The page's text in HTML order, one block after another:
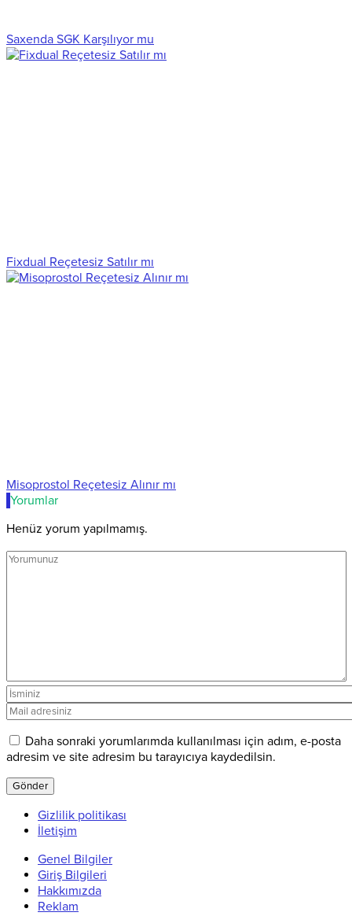
Saxenda SGK Karşılıyor mu
Fixdual Reçetesiz Satılır mı
Misoprostol Reçetesiz Alınır mı
Yorumlar
Henüz yorum yapılmamış.
Daha sonraki yorumlarımda kullanılması için adım, e-posta
adresim ve site adresim bu tarayıcıya kaydedilsin.
Gizlilik politikası
İletişim
Genel Bilgiler
Giriş Bilgileri
Hakkımızda
Reklam